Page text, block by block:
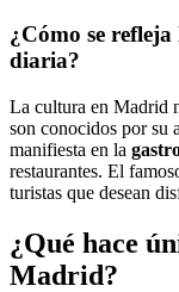
¿Cómo se
diaria?
La cultura en Madrid
son conocidos por su
manifiesta en la
restaurantes. El
turistas que desean
¿Qué hace
Madrid?